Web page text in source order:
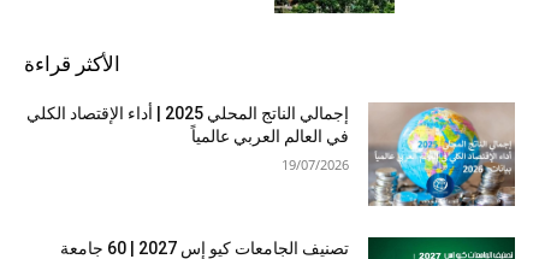
الأكثر قراءة
إجمالي الناتج المحلي 2025 | أداء الإقتصاد الكلي
في العالم العربي عالمياً
19/07/2026
تصنيف الجامعات كيو إس 2027 | 60 جامعة